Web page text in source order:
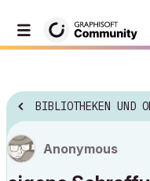
BIBLIOTHEKEN UND
Anonymous